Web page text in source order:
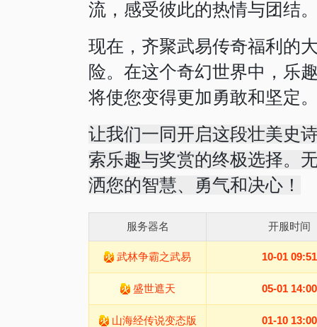
流，感受彼此的热情与团结
现在，齐聚武易传奇福利的
险。在这个奇幻世界中，乐
将使您变得更加勇敢和坚定
让我们一同开启这段壮美史
索乐趣与奖赏的终极选择。
洒您的智慧、勇气和决心！
服务器名 开服时间
武林争霸之武易 10-01 09:51
盛世遮天 05-01 14:00
山海经传说变态版 01-10 13:00